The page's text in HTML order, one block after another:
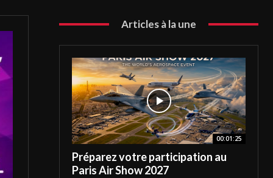
Articles à la une
00:01:25
Préparez votre participation au
Paris Air Show 2027